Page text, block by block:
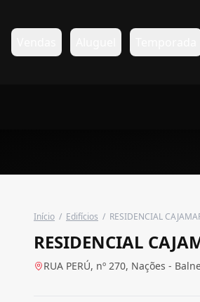
Início / Edifícios / RESIDENCIAL
RESIDENCIAL
RUA PERÚ, nº 270, Nações -